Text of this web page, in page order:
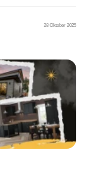
28 Oktober 2025